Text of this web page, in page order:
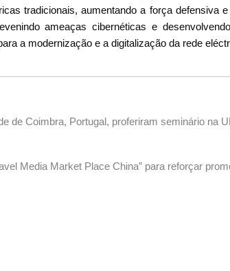
tradicionais, aumentando a força defensiva
ameaças cibernéticas e
a modernização e a digitalização da rede
de Coimbra, Portugal, proferiram seminário na
Media Market Place China” para reforçar